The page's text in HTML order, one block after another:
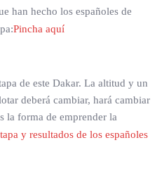
han hecho los españoles de
Pincha aquí
de este Dakar. La altitud y un
deberá cambiar, hará cambiar
la forma de emprender la
y resultados de los españoles